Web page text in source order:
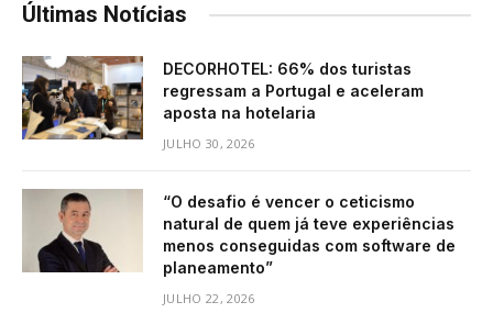
Últimas Notícias
DECORHOTEL: 66% dos turistas
regressam a Portugal e aceleram
aposta na hotelaria
JULHO 30, 2026
“O desafio é vencer o ceticismo
natural de quem já teve experiências
menos conseguidas com software de
planeamento”
JULHO 22, 2026